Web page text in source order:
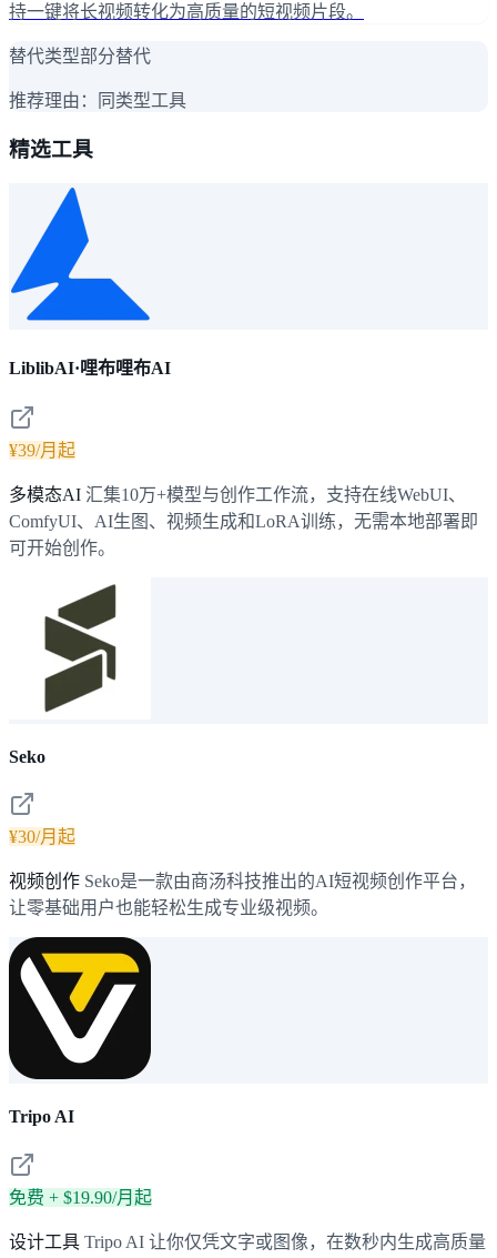
持一键将长视频转化为高质量的短视频片段。
替代类型部分替代
推荐理由： 同类型工具
精选工具
LiblibAI·哩布哩布AI
¥39/月起
多模态AI 汇集10万+模型与创作工作流，支持在线WebUI、
ComfyUI、AI生图、视频生成和LoRA训练，无需本地部署即
可开始创作。
Seko
¥30/月起
视频创作 Seko是一款由商汤科技推出的AI短视频创作平台，
让零基础用户也能轻松生成专业级视频。
Tripo AI
免费 + $19.90/月起
设计工具 Tripo AI 让你仅凭文字或图像，在数秒内生成高质量